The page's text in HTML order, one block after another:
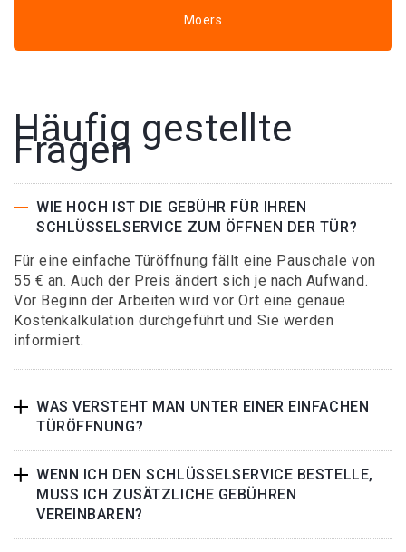
Moers
Häufig gestellte
Fragen
WIE HOCH IST DIE GEBÜHR FÜR IHREN
SCHLÜSSELSERVICE ZUM ÖFFNEN DER TÜR?
Für eine einfache Türöffnung fällt eine Pauschale von
55 € an. Auch der Preis ändert sich je nach Aufwand.
Vor Beginn der Arbeiten wird vor Ort eine genaue
Kostenkalkulation durchgeführt und Sie werden
informiert.
WAS VERSTEHT MAN UNTER EINER EINFACHEN
TÜRÖFFNUNG?
WENN ICH DEN SCHLÜSSELSERVICE BESTELLE,
MUSS ICH ZUSÄTZLICHE GEBÜHREN
VEREINBAREN?